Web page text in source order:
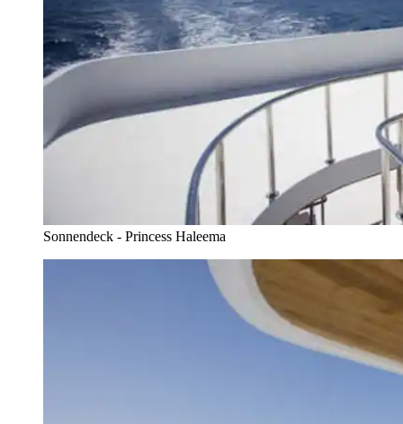
Sonnendeck - Princess Haleema